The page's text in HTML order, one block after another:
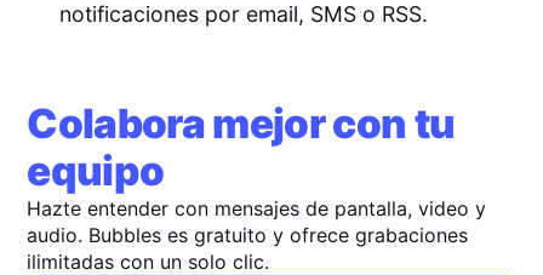
notificaciones por email, SMS o RSS.
Colabora mejor con tu
equipo
Hazte entender con mensajes de pantalla, video y
audio. Bubbles es gratuito y ofrece grabaciones
ilimitadas con un solo clic.